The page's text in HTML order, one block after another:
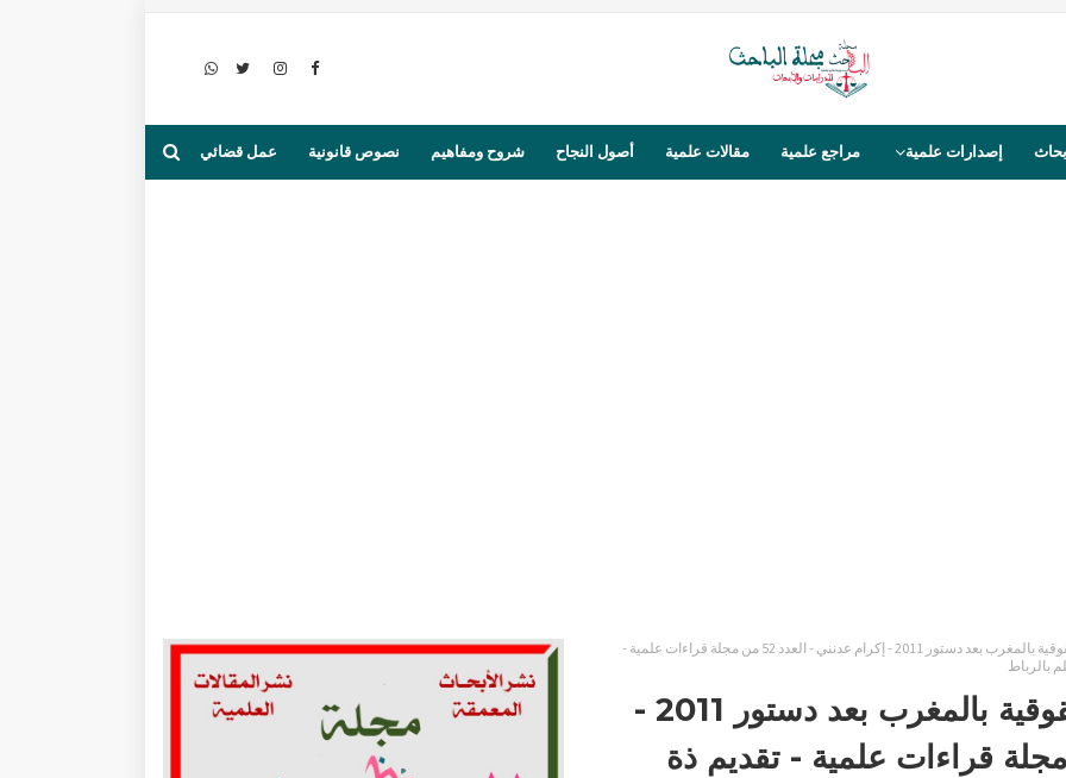
إصدارات علمية مراجع علمية مقالات علمية أصول النجاح شروح ومفاهيم نصوص قانونية عمل قضائي
المرجعيات والممارسات الحقوقية بالمغرب بعد دستور 2011 - إكرام عدنني - العدد 52 من مجلة قراءات علمية -
بالرباط
المرجعيات والممارسات الحقوقية بالمغرب بعد دستور 2011 -
- العدد 52 من مجلة قراءات علمية - تقديم ذة